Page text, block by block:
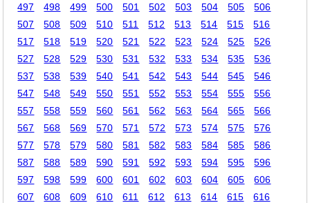
497
498 499 500 501 502 503 504 505
506
507
508 509 510 511 512 513 514 515
516
517
518 519 520 521 522 523 524 525
526
527
528 529 530 531 532 533 534 535
536
537
538 539 540 541 542 543 544 545
546
547
548 549 550 551 552 553 554 555
556
557
558 559 560 561 562 563 564 565
566
567
568 569 570 571 572 573 574 575
576
577
578 579 580 581 582 583 584 585
586
587
588 589 590 591 592 593 594 595
596
597
598 599 600 601 602 603 604 605
606
607
608 609 610 611 612 613 614 615
616